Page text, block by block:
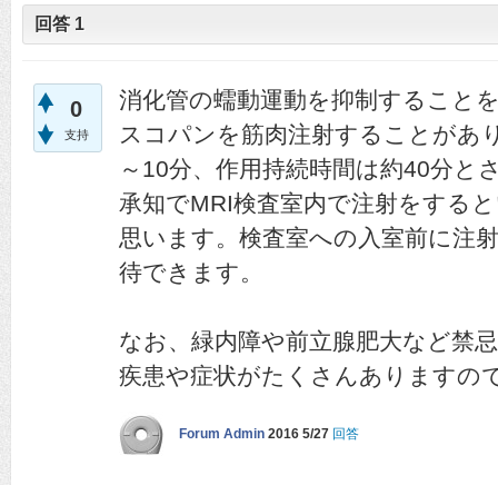
回答 1
0
支持
消化管の蠕動運動を抑制すること
スコパンを筋肉注射することがあ
～10分、作用持続時間は約40分と
承知でMRI検査室内で注射をする
思います。検査室への入室前に注
待できます。
なお、緑内障や前立腺肥大など禁
疾患や症状がたくさんありますの
Forum Admin 2016 5/27 回答